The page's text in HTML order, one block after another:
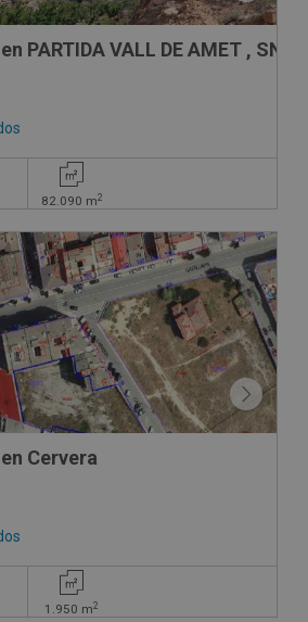
PARTIDA VALL DE AMET , SN
82.090 m2
Cervera
1.950 m2